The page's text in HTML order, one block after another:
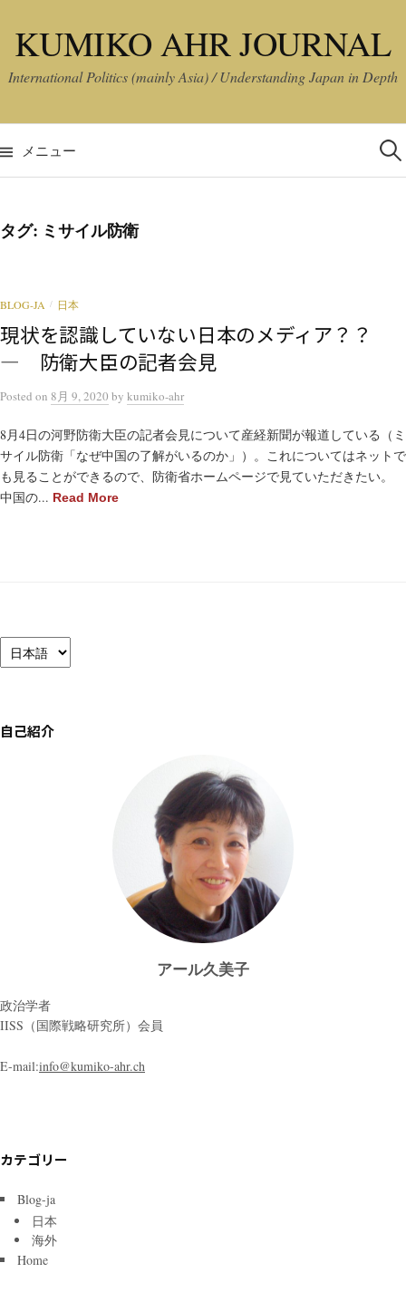
ン
ス
キ
プ
KUMIKO AHR JOURNAL
International Politics (mainly Asia) / Understanding Japan in Depth
メニュー
検
索:
タグ: ミサイル防衛
BLOG-JA / 日本
現状を認識していない日本のメディア？？
― 防衛大臣の記者会見
Posted on 8月 9, 2020 by kumiko-ahr
8月4日の河野防衛大臣の記者会見について産経新聞が報道している（ミ
サイル防衛「なぜ中国の了解がいるのか」）。これについてはネットで
も見ることができるので、防衛省ホームページで見ていただきたい。
中国の... Read More
語
択
自己紹介
アール久美子
政治学者
IISS（国際戦略研究所）会員
E-mail:info@kumiko-ahr.ch
カテゴリー
Blog-ja
日本
海外
Home